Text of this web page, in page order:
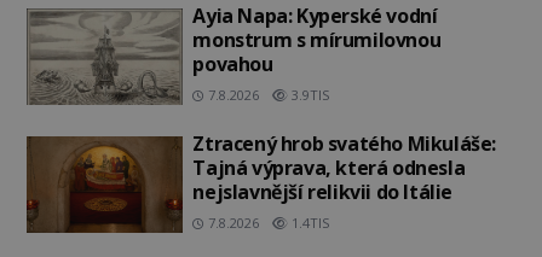
Ayia Napa: Kyperské vodní
monstrum s mírumilovnou
povahou
7.8.2026 3.9TIS
Ztracený hrob svatého Mikuláše:
Tajná výprava, která odnesla
nejslavnější relikvii do Itálie
7.8.2026 1.4TIS